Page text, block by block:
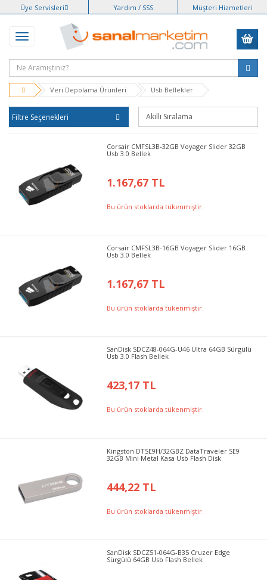
Üye Servisleri Yardım / SSS Müşteri Hizmetleri
Veri Depolama Ürünleri Usb Bellekler
Filtre Seçenekleri
Corsair CMFSL3B-32GB Voyager Slider 32GB
Usb 3.0 Bellek
1.167,67 TL
Bu ürün stoklarda tükenmiştir.
Corsair CMFSL3B-16GB Voyager Slider 16GB
Usb 3.0 Bellek
1.167,67 TL
Bu ürün stoklarda tükenmiştir.
SanDisk SDCZ48-064G-U46 Ultra 64GB Sürgülü
Usb 3.0 Flash Bellek
423,17 TL
Bu ürün stoklarda tükenmiştir.
Kingston DTSE9H/32GBZ DataTraveler SE9
32GB Mini Metal Kasa Usb Flash Disk
444,22 TL
Bu ürün stoklarda tükenmiştir.
SanDisk SDCZ51-064G-B35 Cruzer Edge
Sürgülü 64GB Usb Flash Bellek